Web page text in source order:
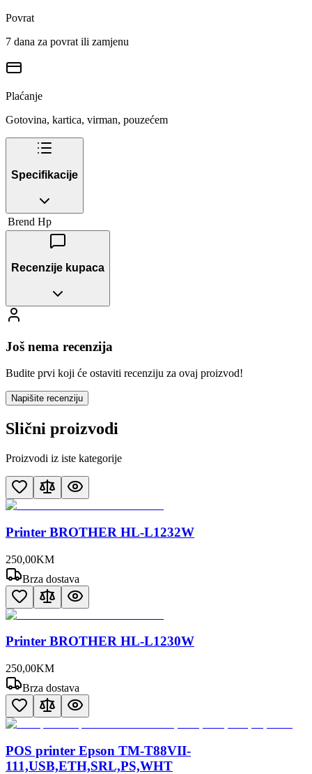
Povrat
7 dana za povrat ili zamjenu
Plaćanje
Gotovina, kartica, virman, pouzećem
Specifikacije
Brend Hp
Recenzije kupaca
Još nema recenzija
Budite prvi koji će ostaviti recenziju za ovaj proizvod!
Napišite recenziju
Slični proizvodi
Proizvodi iz iste kategorije
Printer BROTHER HL-L1232W
250,00KM
Brza dostava
Printer BROTHER HL-L1230W
250,00KM
Brza dostava
POS printer Epson TM-T88VII-
111,USB,ETH,SRL,PS,WHT